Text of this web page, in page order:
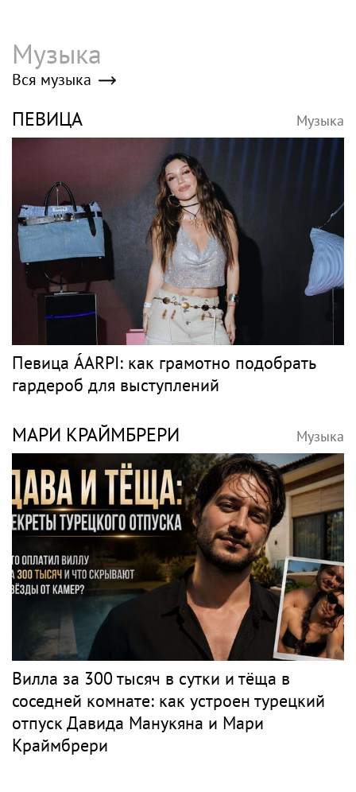
Музыка
Вся музыка
ПЕВИЦА Музыка
Певица ÁARPI: как грамотно подобрать
гардероб для выступлений
МАРИ КРАЙМБРЕРИ Музыка
Вилла за 300 тысяч в сутки и тёща в
соседней комнате: как устроен турецкий
отпуск Давида Манукяна и Мари
Краймбрери